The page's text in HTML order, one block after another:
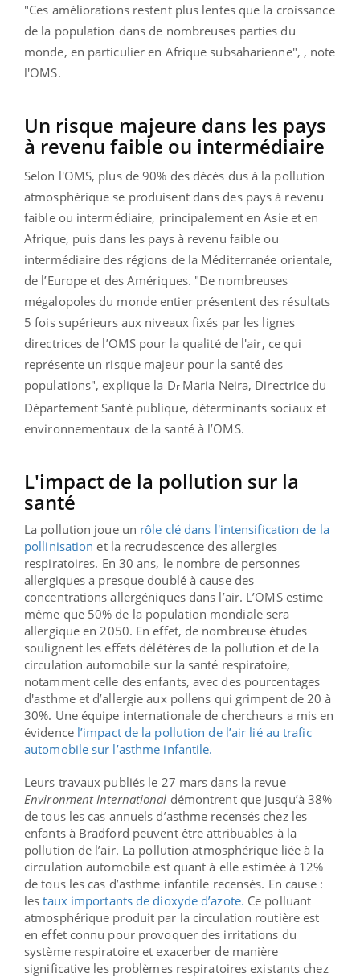
"Ces améliorations restent plus lentes que la croissance
de la population dans de nombreuses parties du
monde, en particulier en Afrique subsaharienne", , note
l'OMS.
Un risque majeure dans les pays
à revenu faible ou intermédiaire
Selon l'OMS, plus de 90% des décès dus à la pollution
atmosphérique se produisent dans des pays à revenu
faible ou intermédiaire, principalement en Asie et en
Afrique, puis dans les pays à revenu faible ou
intermédiaire des régions de la Méditerranée orientale,
de l’Europe et des Amériques. "De nombreuses
mégalopoles du monde entier présentent des résultats
5 fois supérieurs aux niveaux fixés par les lignes
directrices de l’OMS pour la qualité de l'air, ce qui
représente un risque majeur pour la santé des
populations", explique la Dr Maria Neira, Directrice du
Département Santé publique, déterminants sociaux et
environnementaux de la santé à l’OMS.
L'impact de la pollution sur la
santé
La pollution joue un rôle clé dans l'intensification de la
pollinisation et la recrudescence des allergies
respiratoires. En 30 ans, le nombre de personnes
allergiques a presque doublé à cause des
concentrations allergéniques dans l’air. L’OMS estime
même que 50% de la population mondiale sera
allergique en 2050. En effet, de nombreuse études
soulignent les effets délétères de la pollution et de la
circulation automobile sur la santé respiratoire,
notamment celle des enfants, avec des pourcentages
d'asthme et d’allergie aux pollens qui grimpent de 20 à
30%. Une équipe internationale de chercheurs a mis en
évidence l’impact de la pollution de l’air lié au trafic
automobile sur l’asthme infantile.
Leurs travaux publiés le 27 mars dans la revue
Environment International démontrent que jusqu’à 38%
de tous les cas annuels d’asthme recensés chez les
enfants à Bradford peuvent être attribuables à la
pollution de l’air. La pollution atmosphérique liée à la
circulation automobile est quant à elle estimée à 12%
de tous les cas d’asthme infantile recensés. En cause :
lestaux importants de dioxyde d’azote. Ce polluant
atmosphérique produit par la circulation routière est
en effet connu pour provoquer des irritations du
système respiratoire et exacerber de manière
significative les problèmes respiratoires existants chez